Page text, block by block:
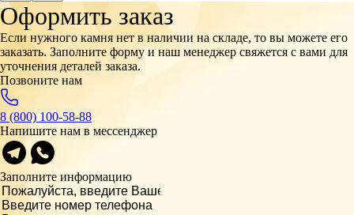
Оформить заказ
Если нужного камня нет в наличии на складе, то вы можете его
заказать. Заполните форму и наш менеджер свяжется с вами для
уточнения деталей заказа.
Позвоните нам
8 (800) 100-58-88
Напишите нам в мессенджер
Заполните информацию